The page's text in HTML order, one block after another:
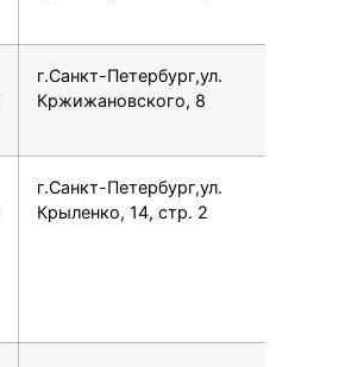
г.Санкт-Петербург,ул.
Кржижановского, 8
г.Санкт-Петербург,ул.
Крыленко, 14, стр. 2